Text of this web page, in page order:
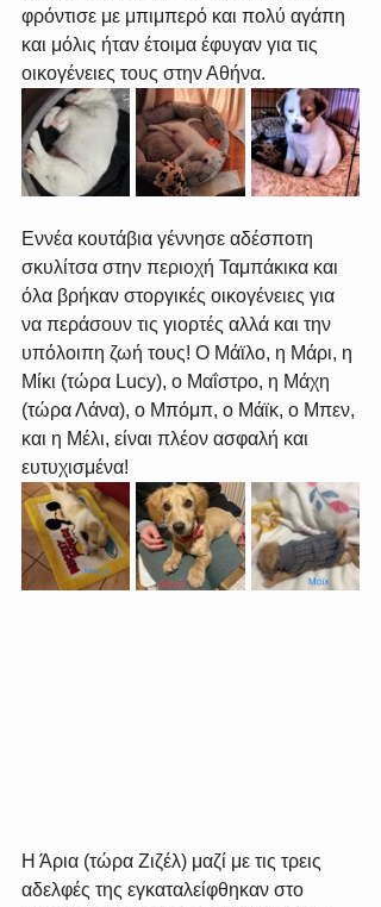
φρόντισε με μπιμπερό και πολύ αγάπη
και μόλις ήταν έτοιμα έφυγαν για τις
οικογένειες τους στην Αθήνα.
Εννέα κουτάβια γέννησε αδέσποτη
σκυλίτσα στην περιοχή Ταμπάκικα και
όλα βρήκαν στοργικές οικογένειες για
να περάσουν τις γιορτές αλλά και την
υπόλοιπη ζωή τους! Ο Μάϊλο, η Μάρι, η
Μίκι (τώρα Lucy), ο Μαΐστρο, η Μάχη
(τώρα Λάνα), o Μπόμπ, o Μάϊκ, o Μπεν,
και η Μέλι, είναι πλέον ασφαλή και
ευτυχισμένα!
Η Άρια (τώρα Ζιζέλ) μαζί με τις τρεις
αδελφές της εγκαταλείφθηκαν στο